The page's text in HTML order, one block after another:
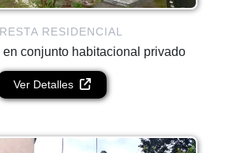
RESIDENCIAL
en conjunto habitacional privado
Ver Detalles